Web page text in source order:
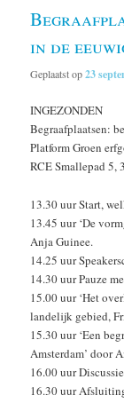
in de
Geplaatst op23
INGEZONDEN
Begraafplaatsen:
Platform Groen
RCE Smallepad 5,
13.30 uur Start,
13.45 uur ‘De
Anja Guinee.
14.25 uur
14.30 uur Pauze
15.00 uur ‘Het
landelijk gebied,
15.30 uur ‘Een
Amsterdam’ door
16.00 uur
16.30 uur